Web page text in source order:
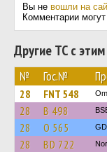
Вы не вошли на
Комментарии
Другие ТС с
№ Гос.№
28 FNT 548
28 B 498
28 O 565
28 BD 722